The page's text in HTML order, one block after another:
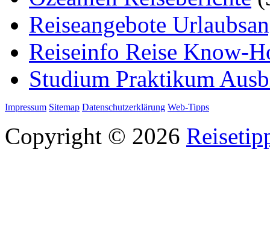
Reiseangebote
Reiseinfo Reise Know-
Studium Praktikum
Impressum Sitemap Datenschutzerklärung Web-Tipps
Copyright © 2026